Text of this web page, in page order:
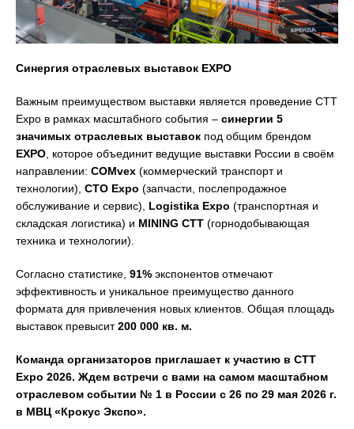
Синергия отраслевых выставок EXPO
Важным преимуществом выставки является проведение CTT
Expo в рамках масштабного события – синергии 5
значимых отраслевых выставок под общим брендом
EXPO , которое объединит ведущие выставки России в своём
направлении: СOMvex (коммерческий транспорт и
технологии), CTO Expo (запчасти, послепродажное
обслуживание и сервис), Logistika Expo (транспортная и
складская логистика) и MINING CTT (горнодобывающая
техника и технологии).
Согласно статистике, 91% экспонентов отмечают
эффективность и уникальное преимущество данного
формата для привлечения новых клиентов. Общая площадь
выставок превысит200 000 кв. м.
Команда организаторов приглашает к участию в CTT
Expo 2026. Ждем встречи с вами на самом масштабном
отраслевом событии № 1 в России с 26 по 29 мая 2026 г.
в МВЦ «Крокус Экспо».